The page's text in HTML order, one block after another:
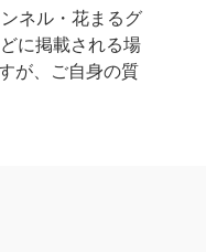
ネル・花まるグ
に掲載される場
が、ご自身の質